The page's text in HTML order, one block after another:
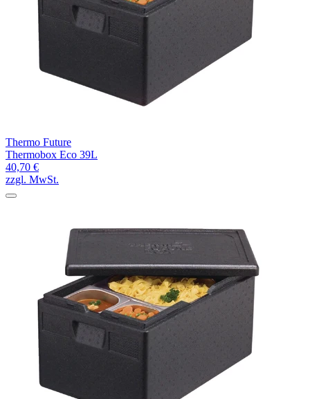
Thermo Future
Thermobox Eco 39L
40,70 €
zzgl. MwSt.